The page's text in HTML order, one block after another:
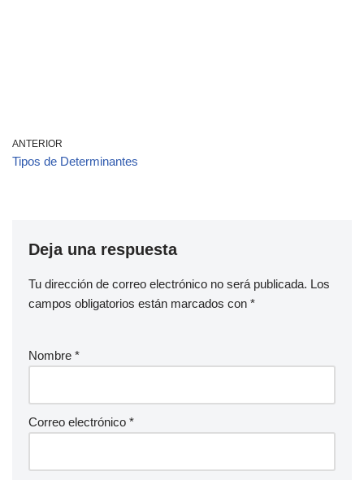
ANTERIOR
Tipos de Determinantes
Deja una respuesta
Tu dirección de correo electrónico no será publicada. Los
campos obligatorios están marcados con *
Nombre *
Correo electrónico *